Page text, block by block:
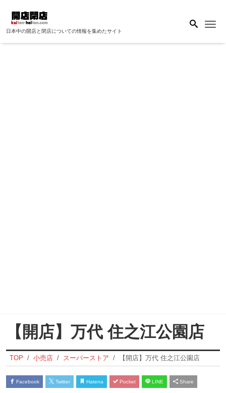
日本中の開店と閉店についての情報を集めたサイト
【開店】万代 住之江公園店
TOP 小売店 スーパーストア 【開店】万代 住之江公園店
Facebook Twitter Hatena Pocket LINE Share